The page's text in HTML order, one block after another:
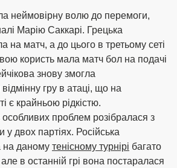
неймовірну волю до перемоги,
Марію Саккарі. Грецька
на матч, а до цього в третьому сеті
користь мала матч бол на подачі
знову змогла
гру в атаці, що на
є крайньою рідкістю.
проблем розібралася з
у двох партіях. Російська
на даному тенісному турнірі багато
в останній грі вона постаралася